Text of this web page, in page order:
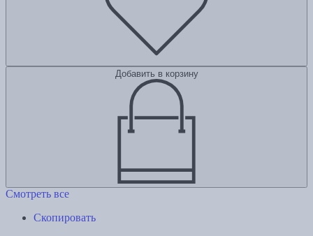
Добавить в корзину
Смотреть все
Скопировать